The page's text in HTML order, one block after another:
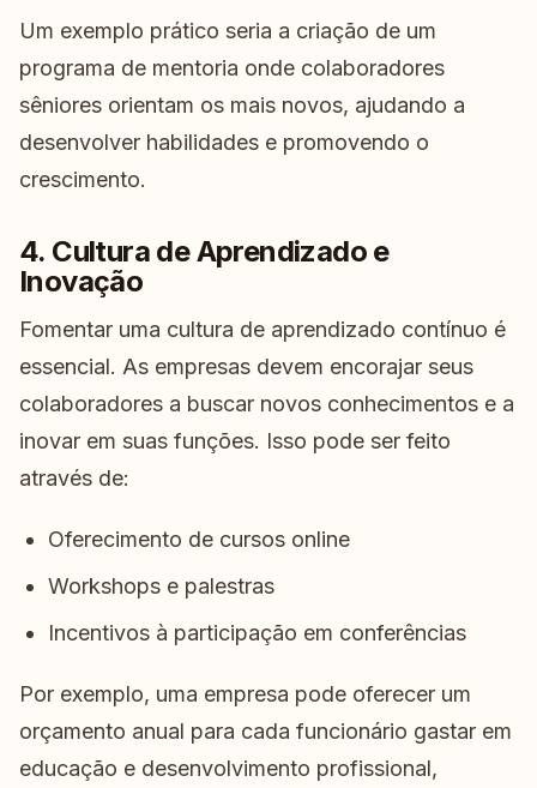
Um exemplo prático seria a criação de um
programa de mentoria onde colaboradores
sêniores orientam os mais novos, ajudando a
desenvolver habilidades e promovendo o
crescimento.
4. Cultura de Aprendizado e
Inovação
Fomentar uma cultura de aprendizado contínuo é
essencial. As empresas devem encorajar seus
colaboradores a buscar novos conhecimentos e a
inovar em suas funções. Isso pode ser feito
através de:
Oferecimento de cursos online
Workshops e palestras
Incentivos à participação em conferências
Por exemplo, uma empresa pode oferecer um
orçamento anual para cada funcionário gastar em
educação e desenvolvimento profissional,